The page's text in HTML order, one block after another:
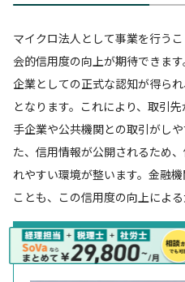
マイクロ法人として事業を行う
会的信用度の向上が期待できま
企業としての正式な認知が得ら
となります。これにより、取引
手企業や公共機関との取引がし
た、信用情報が公開されるため
れやすい環境が整います。金融
ことも、この信用度の向上によ
合わせて読みたい「会社設
記事